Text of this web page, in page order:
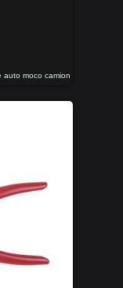
auto moco camion